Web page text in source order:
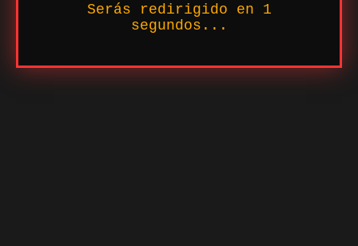
Serás redirigido en 1
segundos...